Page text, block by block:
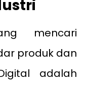
mencari
produk dan
adalah